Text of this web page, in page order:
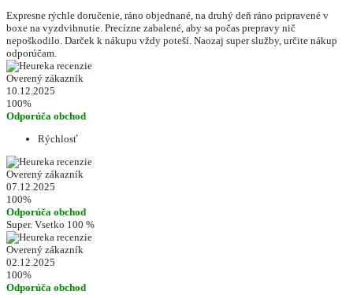
Expresne rýchle doručenie, ráno objednané, na druhý deň ráno pripravené v
boxe na vyzdvihnutie. Precízne zabalené, aby sa počas prepravy nič
nepoškodilo. Darček k nákupu vždy poteší. Naozaj super služby, určite nákup
odporúčam.
Overený zákazník
10.12.2025
100%
Odporúča obchod
Rýchlosť
Overený zákazník
07.12.2025
100%
Odporúča obchod
Super. Vsetko 100 %
Overený zákazník
02.12.2025
100%
Odporúča obchod